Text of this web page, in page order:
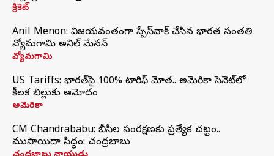
క్రికెట్
Anil Menon: విజయవంతంగా స్పేస్‌వాక్‌ చేసిన భారత సంతతి
వ్యోమగామి అనిల్‌ మేనన్
వ్యోమగామి
US Tariffs: భారత్‌పై 100% టారిఫ్‌ మోత.. అమెరికా సెనెట్‌లో
కీలక బిల్లుకు ఆమోదం
అమెరికా
CM Chandrababu: బీసీల సంరక్షణకు ప్రత్యేక చట్టం..
ముసాయిదా సిద్ధం: చంద్రబాబు